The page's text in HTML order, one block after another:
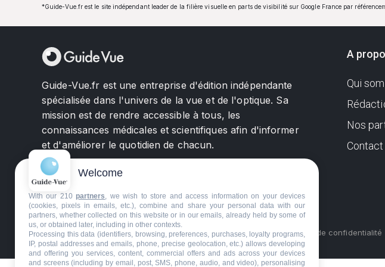
*Guide-Vue.fr est le site indépendant leader de la filière visuelle en parts de visibilité sur Google France par
Guide-Vue.fr est une entreprise d'édition indépendante
spécialisée dans l'univers de la vue et de l'optique. Sa
mission est de rendre accessible à tous, les
connaissances médicales et scientifiques afin d'informer
et d'améliorer le quotidien de chacun.
A
Qui
Nos
Contact
©GuideVue2024 Charte d'utilisation Mentions légales Politique de confidentialité
Welcome
With our 210 partners, we wish to store and access information on your devices
(cookies, pixels in emails, etc.), combine and share your personal data with our
partners, whether collected on this website or in our emails, already held by some of
us, or obtained later, including in other contexts.
Processing this data (identifiers, browsing, preferences, purchases, loyalty programs,
IP, postal addresses and emails, phone, precise geolocation, etc.) allows developing
and offering you services, content, commercial offers and ads across your devices
and screens (including by email, post, SMS, phone, audio, and video), personalising